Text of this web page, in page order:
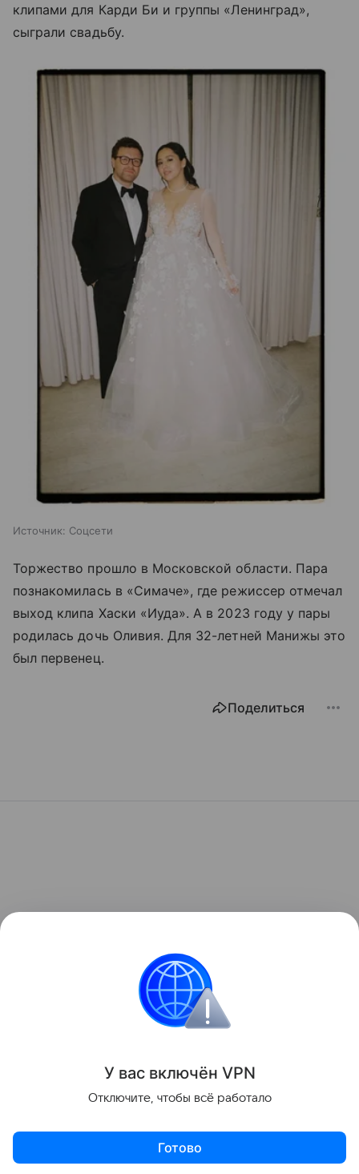
клипами для Карди Би и группы «Ленинград»,
сыграли свадьбу.
Источник: Соцсети
Торжество прошло в Московской области. Пара
познакомилась в «Симаче», где режиссер отмечал
выход клипа Хаски «Иуда». А в 2023 году у пары
родилась дочь Оливия. Для 32-летней Манижы это
был первенец.
Поделиться
У вас включён VPN
Отключите, чтобы всё работало
Готово